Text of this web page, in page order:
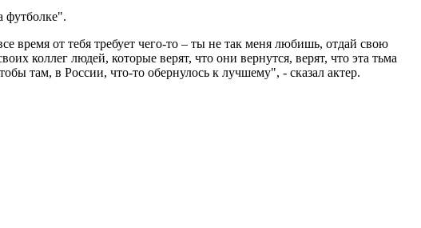
футболке".
от тебя требует чего-то – ты не так меня любишь, отдай свою
коллег людей, которые верят, что они вернутся, верят, что эта тьма
там, в России, что-то обернулось к лучшему", - сказал актер.